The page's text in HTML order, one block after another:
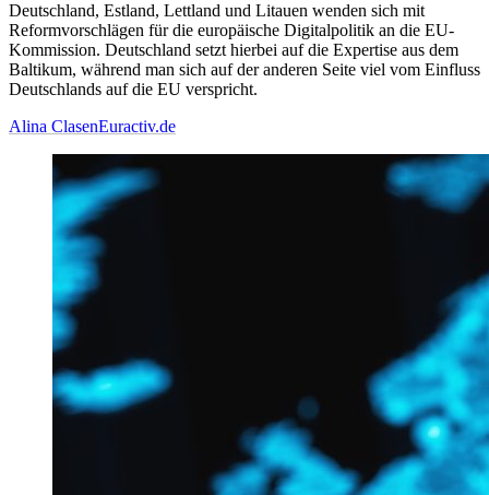
Deutschland, Estland, Lettland und Litauen wenden sich mit
Reformvorschlägen für die europäische Digitalpolitik an die EU-
Kommission. Deutschland setzt hierbei auf die Expertise aus dem
Baltikum, während man sich auf der anderen Seite viel vom Einfluss
Deutschlands auf die EU verspricht.
Alina ClasenEuractiv.de